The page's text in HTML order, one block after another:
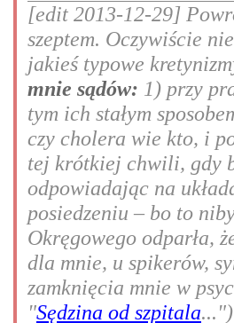
[edit 2013-12-29]
szeptem. Oczywiście
jakieś typowe
mnie sądów: 1) przy
tym ich stałym
czy cholera wie kto, i
tej krótkiej chwili, gdy
odpowiadając na
posiedzeniu – bo to
Okręgowego odparła,
dla mnie, u spikerów,
zamknięcia mnie w
"Sędzina od szpitala